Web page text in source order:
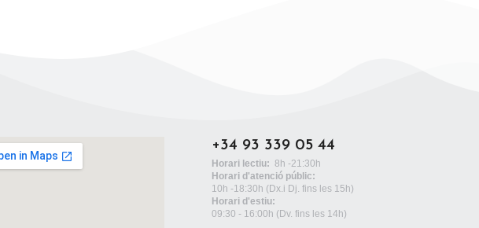
+34 93 339 05 44
Horari lectiu: 8h -21:30h
Horari d'atenció públic:
10h -18:30h (Dx.i Dj. fins les 15h)
Horari d'estiu:
09:30 - 16:00h (Dv. fins les 14h)